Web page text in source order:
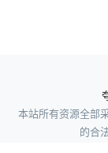
本站所有资源全部
的合